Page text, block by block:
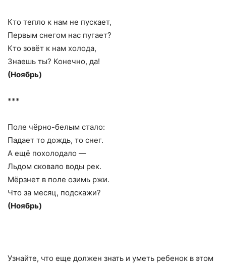
Кто тепло к нам не пускает,
Первым снегом нас пугает?
Кто зовёт к нам холода,
Знаешь ты? Конечно, да!
(Ноябрь)
***
Поле чёрно-белым стало:
Падает то дождь, то снег.
А ещё похолодало —
Льдом сковало воды рек.
Мёрзнет в поле озимь ржи.
Что за месяц, подскажи?
(Ноябрь)
Узнайте, что еще должен знать и уметь ребенок в этом